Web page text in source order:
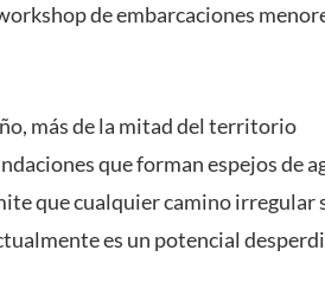
de embarcaciones
más de la mitad del territorio
que forman espejos de
que cualquier camino irregular
es un potencial